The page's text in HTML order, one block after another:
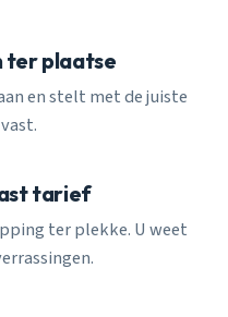
ter plaatse
en stelt met de juiste
tarief
ter plekke. U weet